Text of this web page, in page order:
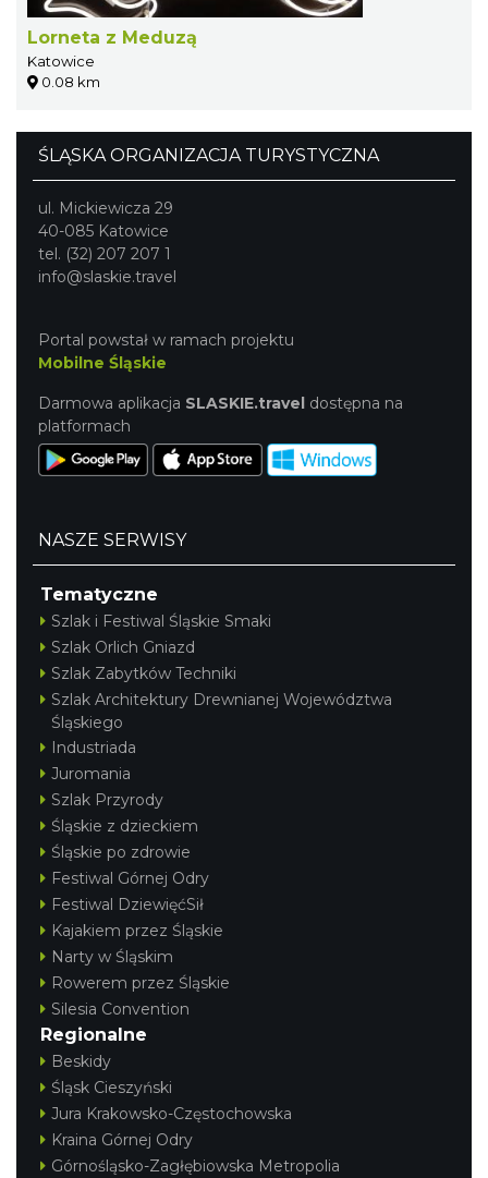
Lorneta z Meduzą
Katowice
0.08 km
ŚLĄSKA ORGANIZACJA TURYSTYCZNA
ul. Mickiewicza 29
40-085 Katowice
tel. (32) 207 207 1
info@slaskie.travel
Portal powstał w ramach projektu
Mobilne Śląskie
Darmowa aplikacja SLASKIE.travel dostępna na
platformach
NASZE SERWISY
Tematyczne
Szlak i Festiwal Śląskie Smaki
Szlak Orlich Gniazd
Szlak Zabytków Techniki
Szlak Architektury Drewnianej Województwa
Śląskiego
Industriada
Juromania
Szlak Przyrody
Śląskie z dzieckiem
Śląskie po zdrowie
Festiwal Górnej Odry
Festiwal DziewięćSił
Kajakiem przez Śląskie
Narty w Śląskim
Rowerem przez Śląskie
Silesia Convention
Regionalne
Beskidy
Śląsk Cieszyński
Jura Krakowsko-Częstochowska
Kraina Górnej Odry
Górnośląsko-Zagłębiowska Metropolia